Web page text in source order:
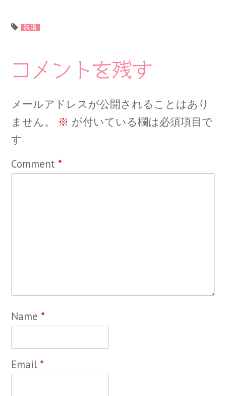
鉄道
コメントを残す
メールアドレスが公開されることはあり
ません。
※ が付いている欄は必須項目で
す
Comment *
Name *
Email *